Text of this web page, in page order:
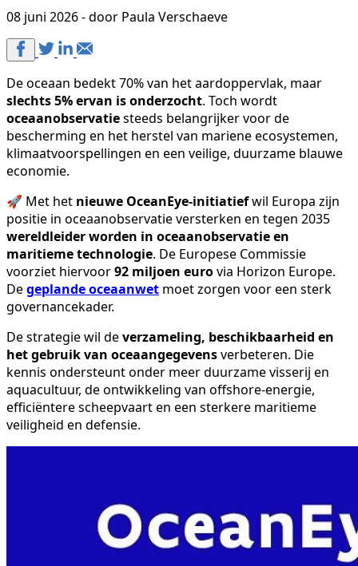
08 juni 2026 - door Paula Verschaeve
De oceaan bedekt 70% van het aardoppervlak, maar
slechts 5% ervan is onderzocht. Toch wordt
oceaanobservatiesteeds belangrijker voor de
bescherming en het herstel van mariene ecosystemen,
klimaatvoorspellingen en een veilige, duurzame blauwe
economie.
🚀 Met het nieuwe OceanEye-initiatiefwil Europa zijn
positie in oceaanobservatie versterken en tegen 2035
wereldleider worden in oceaanobservatie en
maritieme technologie. De Europese Commissie
voorziet hiervoor92 miljoen eurovia Horizon Europe.
Degeplande oceaanwet moet zorgen voor een sterk
governancekader.
De strategie wil deverzameling, beschikbaarheid en
het gebruik van oceaangegevensverbeteren. Die
kennis ondersteunt onder meer duurzame visserij en
aquacultuur, de ontwikkeling van offshore-energie,
efficiëntere scheepvaart en een sterkere maritieme
veiligheid en defensie.